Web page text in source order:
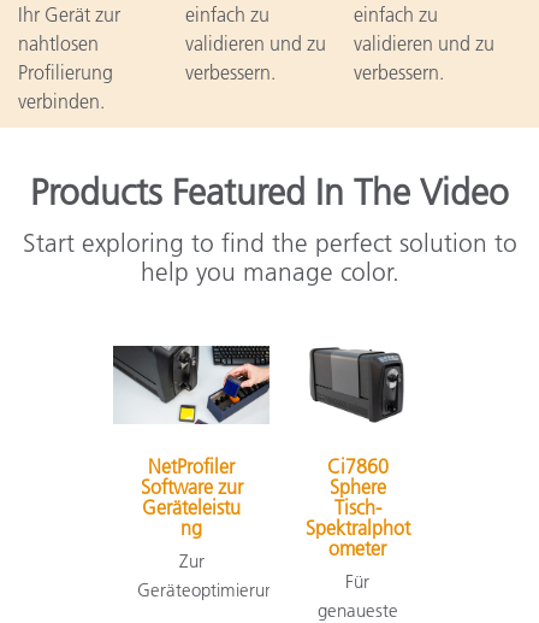
Ihr Gerät zur
nahtlosen
Profilierung
verbinden.
einfach zu
validieren und zu
verbessern.
einfach zu
validieren und zu
verbessern.
Products Featured In The Video
Start exploring to find the perfect solution to
help you manage color.
NetProfiler
Software zur
Geräteleistu
ng
Zur
Geräteoptimierung
Ci7860
Sphere
Tisch-
Spektralphot
ometer
Für
genaueste